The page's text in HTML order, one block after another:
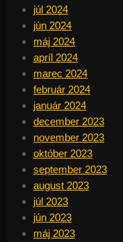
júl 2024
jún 2024
máj 2024
apríl 2024
marec 2024
február 2024
január 2024
december 2023
november 2023
október 2023
september 2023
august 2023
júl 2023
jún 2023
máj 2023